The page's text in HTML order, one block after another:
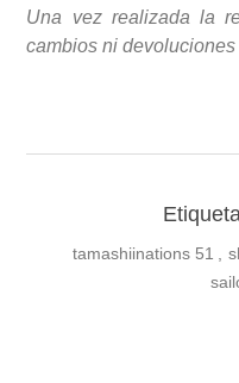
Una vez realizada la
cambios ni devoluciones
tamashiinations 51